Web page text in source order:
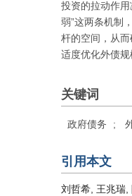
投资的拉动作
弱”这两条机制
杆的空间，从
适度优化外债规
关键词
政府债务 ;
引用本文
刘哲希, 王兆瑞,